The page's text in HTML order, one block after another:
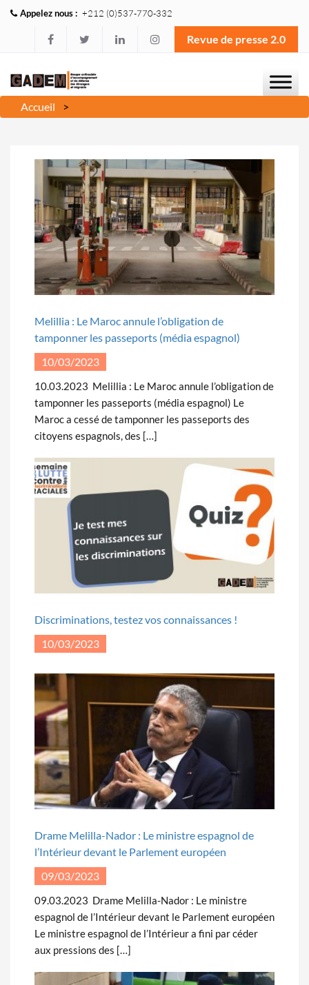
Appelez nous : +212 (0)537-770-332
Revue de presse 2.0
Accueil
Melillia : Le Maroc annule l’obligation de
tamponner les passeports (média espagnol)
10/03/2023
10.03.2023 Melillia : Le Maroc annule l’obligation de
tamponner les passeports (média espagnol) Le
Maroc a cessé de tamponner les passeports des
citoyens espagnols, des […]
Discriminations, testez vos connaissances !
10/03/2023
Drame Melilla-Nador : Le ministre espagnol de
l’Intérieur devant le Parlement européen
09/03/2023
09.03.2023 Drame Melilla-Nador : Le ministre
espagnol de l’Intérieur devant le Parlement européen
Le ministre espagnol de l’Intérieur a fini par céder
aux pressions des […]